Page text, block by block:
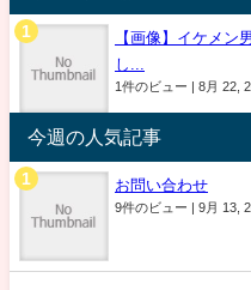
【画像】イケメン
し...
1件のビュー | 8月 22,
今週の人気記事
お問い合わせ
9件のビュー | 9月 13,